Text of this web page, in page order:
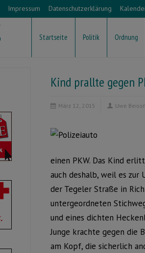
Impressum Datenschutzerklärung
Startseite Politik Ordnung
Kind prallte gegen
März 12, 2015 Uwe
einen PKW. Das Kind
auch deshalb, weil es zur
der Tegeler Straße in
untergeordneten
und eines dichten
Junge krachte gegen die
am Kopf, die sicherlich